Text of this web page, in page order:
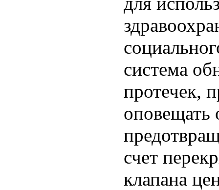
система
протечек,
оповещать
счет
клапана